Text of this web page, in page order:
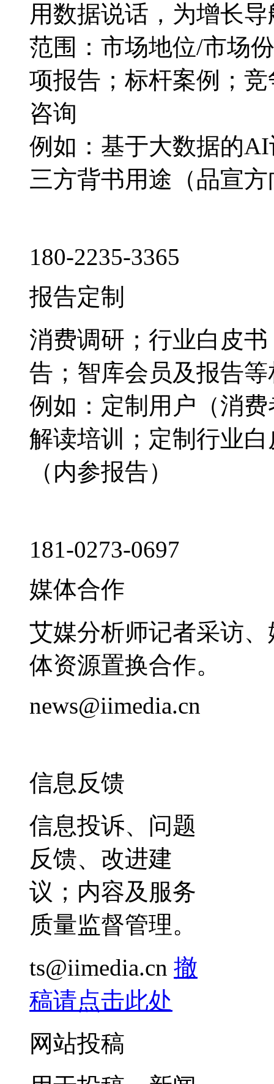
用数据说话，为增长导
范围：市场地位/市场
项报告；标杆案例；
咨询
例如：基于大数据的
三方背书用途（品宣
180-2235-3365
报告定制
消费调研；行业白皮
告；智库会员及报告
例如：定制用户（消
解读培训；定制行业
（内参报告）
181-0273-0697
媒体合作
艾媒分析师记者采访
体资源置换合作。
news@iimedia.cn
信息反馈
信息投诉、问题
反馈、改进建
议；内容及服务
质量监督管理。
ts@iimedia.cn 撤
稿请点击此处
网站投稿